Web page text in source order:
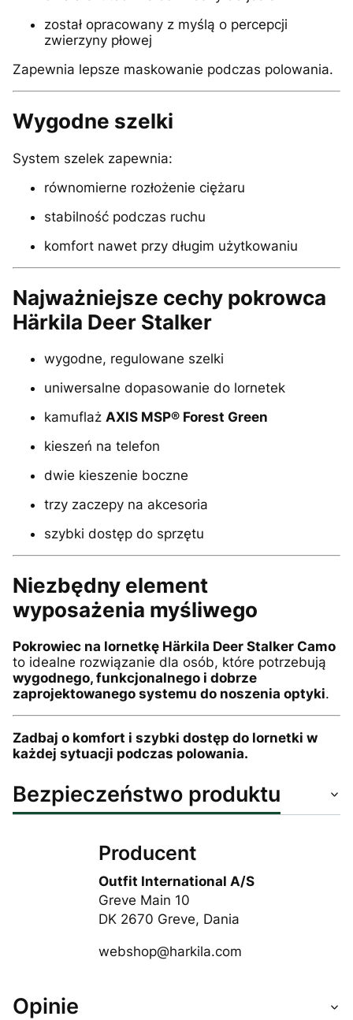
został opracowany z myślą o percepcji
zwierzyny płowej
Zapewnia lepsze maskowanie podczas polowania.
Wygodne szelki
System szelek zapewnia:
równomierne rozłożenie ciężaru
stabilność podczas ruchu
komfort nawet przy długim użytkowaniu
Najważniejsze cechy pokrowca
Härkila Deer Stalker
wygodne, regulowane szelki
uniwersalne dopasowanie do lornetek
kamuflaż AXIS MSP® Forest Green
kieszeń na telefon
dwie kieszenie boczne
trzy zaczepy na akcesoria
szybki dostęp do sprzętu
Niezbędny element
wyposażenia myśliwego
Pokrowiec na lornetkę Härkila Deer Stalker Camo
to idealne rozwiązanie dla osób, które potrzebują
wygodnego, funkcjonalnego i dobrze
zaprojektowanego systemu do noszenia optyki.
Zadbaj o komfort i szybki dostęp do lornetki w
każdej sytuacji podczas polowania.
Bezpieczeństwo produktu
Producent
Outfit International A/S
Greve Main 10
DK 2670 Greve, Dania
webshop@harkila.com
Opinie